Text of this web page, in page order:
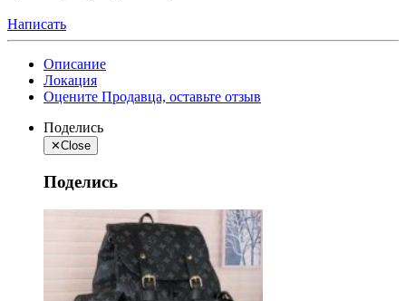
Написать
Описание
Локация
Оцените Продавца, оставьте отзыв
Поделись
✕Close
Поделись